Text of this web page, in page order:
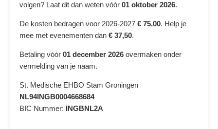
volgen? Laat dit dan weten vóór 01 oktober 2026.
De kosten bedragen voor 2026-2027 € 75,00. Help je
mee met evenementen dan € 37,50.
Betaling vóór 01 december 2026 overmaken onder
vermelding van je naam.
St. Medische EHBO Stam Groningen
NL94INGB0004668684
BIC Nummer: INGBNL2A